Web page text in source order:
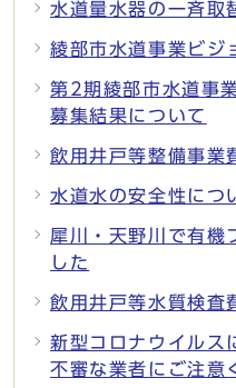
水道量水器の一斉取
綾部市水道事業ビジ
第2期綾部市水道事
募集結果について
飲用井戸等整備事業
水道水の安全性につ
犀川・天野川で有機
した
飲用井戸等水質検査
新型コロナウイルス
不審な業者にご注意